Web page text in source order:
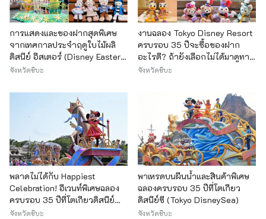
การแสดงและของฝากสุดพิเศษ
จากเทศกาลประจำฤดูใบไม้ผลิ
ดิสนีย์ อีสเตอร์ (Disney Easter)
ปี 2018
จังหวัดชิบะ
งานฉลอง Tokyo Disney Resort
ครบรอบ 35 ปีจะซื้อของฝาก
อะไรดี? ถ้ายังเลือกไม่ได้มาดูทาง
นี้ด่วน!
จังหวัดชิบะ
พลาดไม่ได้กับ Happiest
Celebration! อีเวนท์พิเศษฉลอง
ครบรอบ 35 ปีที่โตเกียวดิสนีย์
แลนด์ (Tokyo Disneyland)
จังหวัดชิบะ
พาเหรดบนผืนน้ำและสินค้าพิเศษ
ฉลองครบรอบ 35 ปีที่โตเกียว
ดิสนีย์ซี (Tokyo DisneySea)
จังหวัดชิบะ